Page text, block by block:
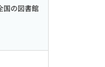
国の図書館